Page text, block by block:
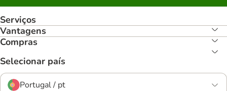
Serviços
Vantagens
Compras
Selecionar país
Portugal / pt